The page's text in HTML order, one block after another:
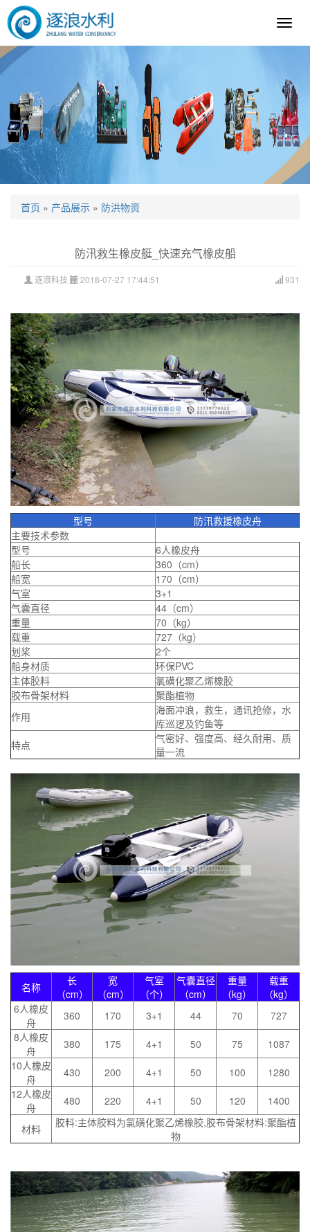
逐
首页 » 产品展示 » 防洪物资
防汛救生橡皮艇_快速充气橡皮船
931
逐浪科技 2018-07-27 17:44:51
型号
防汛救援橡皮舟
主要技术参数
型号
6人橡皮舟
船长
360（cm）
船宽
170（cm）
气室
3+1
气囊直径
44（cm）
重量
70（kg）
载重
727（kg）
划桨
2个
船身材质
环保PVC
主体胶料
氯磺化聚乙烯橡胶
胶布骨架材料
聚酯植物
作用
海面冲浪，救生，通讯抢修，水
库巡逻及钓鱼等
特点
气密好、强度高、经久耐用、质
量一流
名称
长
（cm）
宽
（cm）
气室
（个）
气囊直径
（cm）
重量
（kg）
载重
（kg）
6人橡皮
舟
360 170 3+1 44 70
727
8人橡皮
舟
380 175 4+1 50 75
1087
10人橡皮
舟
430 200 4+1 50 100
1280
12人橡皮
舟
480 220 4+1 50 120 1400
材料
胶料:主体胶料为氯磺化聚乙烯橡胶,胶布骨架材料:聚酯植
物